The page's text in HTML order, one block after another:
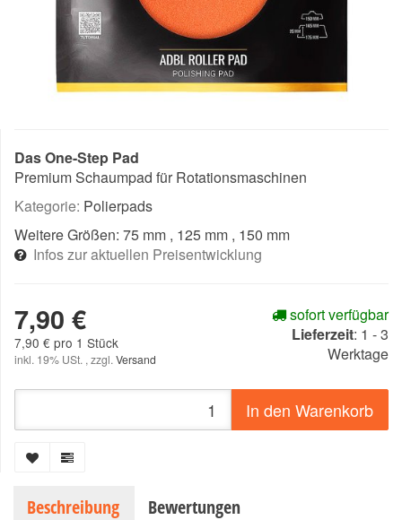
Das One-Step Pad
Premium Schaumpad für Rotationsmaschinen
Kategorie: Polierpads
Weitere Größen: 75 mm , 125 mm , 150 mm
Infos zur aktuellen Preisentwicklung
7,90 €
7,90 € pro 1 Stück
inkl. 19% USt. , zzgl. Versand
sofort verfügbar
Lieferzeit: 1 - 3
Werktage
In den Warenkorb
Beschreibung Bewertungen